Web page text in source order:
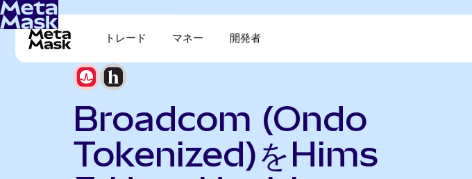
トレード マネー 開発者
Broadcom (Ondo
Tokenized)をHims